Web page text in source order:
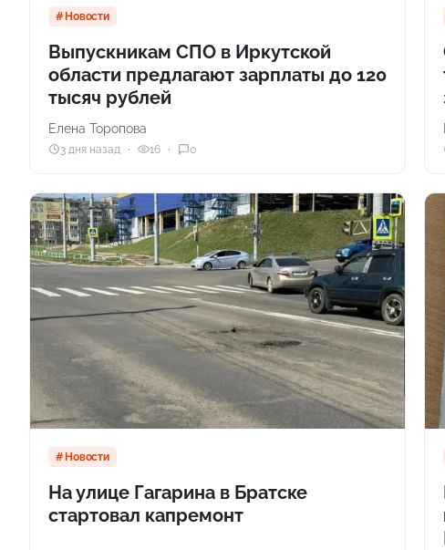
Новости
Выпускникам СПО в Иркутской
области предлагают зарплаты до 120
тысяч рублей
Елена Торопова
3 дня назад 16 0
Новости
На улице Гагарина в Братске
стартовал капремонт